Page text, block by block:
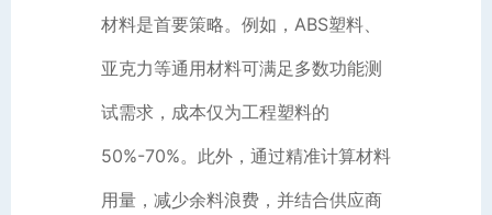
材料是首要策略。例如，ABS塑料、
亚克力等通用材料可满足多数功能测
试需求，成本仅为工程塑料的
50%-70%。此外，通过精准计算材料
用量，减少余料浪费，并结合供应商